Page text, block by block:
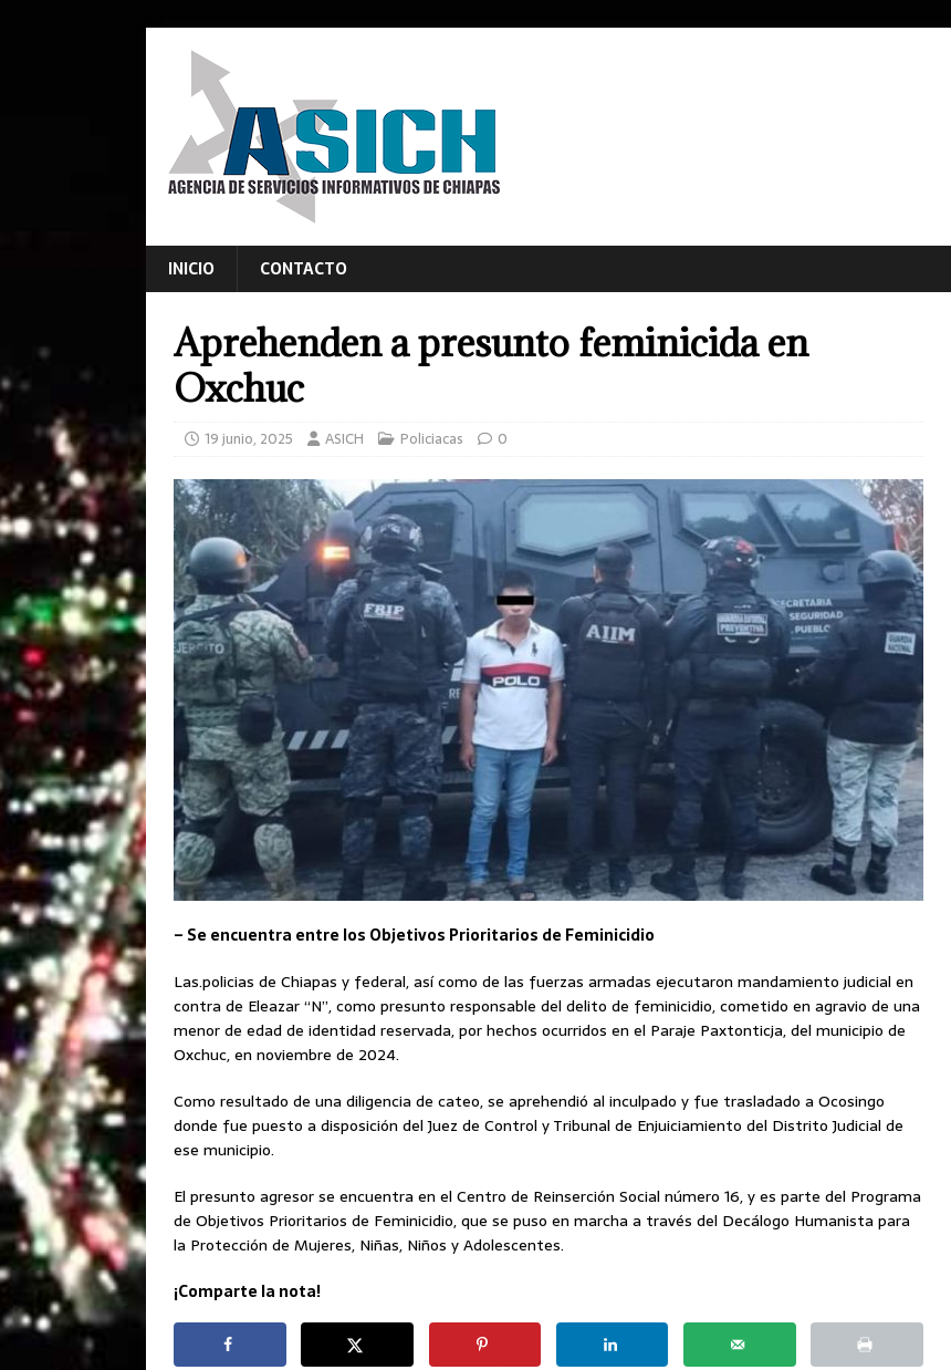
INICIO CONTACTO
Aprehenden a presunto feminicida en
Oxchuc
19 junio, 2025 ASICH Policiacas 0
– Se encuentra entre los Objetivos Prioritarios de Feminicidio
Las.policias de Chiapas y federal, así como de las fuerzas armadas ejecutaron mandamiento judicial en
contra de Eleazar “N”, como presunto responsable del delito de feminicidio, cometido en agravio de una
menor de edad de identidad reservada, por hechos ocurridos en el Paraje Paxtonticja, del municipio de
Oxchuc, en noviembre de 2024.
Como resultado de una diligencia de cateo, se aprehendió al inculpado y fue trasladado a Ocosingo
donde fue puesto a disposición del Juez de Control y Tribunal de Enjuiciamiento del Distrito Judicial de
ese municipio.
El presunto agresor se encuentra en el Centro de Reinserción Social número 16, y es parte del Programa
de Objetivos Prioritarios de Feminicidio, que se puso en marcha a través del Decálogo Humanista para
la Protección de Mujeres, Niñas, Niños y Adolescentes.
¡Comparte la nota!